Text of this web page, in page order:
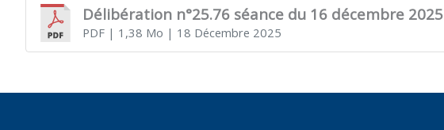
Délibération n°25.76 séance du 16 décembre 2025
PDF| 1,38 Mo | 18 Décembre 2025